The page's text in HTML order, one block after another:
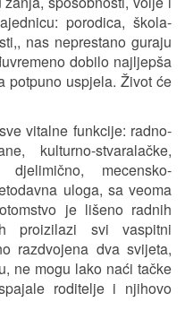
porodica, škola-
nas neprestano guraju
dobilo najljepša
potpuno uspjela. Život će
vitalne funkcije: radno-
kulturno-stvaralačke,
mecensko-
uloga, sa veoma
je lišeno radnih
proizilazi svi vaspitni
razdvojena dva svijeta,
ne mogu lako naći tačke
roditelje i njihovo